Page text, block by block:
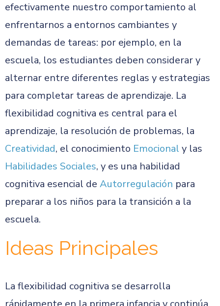
efectivamente nuestro comportamiento al
enfrentarnos a entornos cambiantes y
demandas de tareas: por ejemplo, en la
escuela, los estudiantes deben considerar y
alternar entre diferentes reglas y estrategias
para completar tareas de aprendizaje. La
flexibilidad cognitiva es central para el
aprendizaje, la resolución de problemas, la
Creatividad, el conocimiento Emocional y las
Habilidades Sociales, y es una habilidad
cognitiva esencial de Autorregulación para
preparar a los niños para la transición a la
escuela.
Ideas Principales
La flexibilidad cognitiva se desarrolla